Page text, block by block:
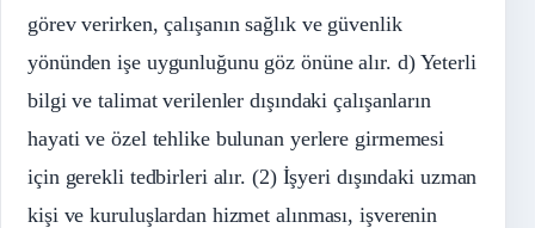
görev verirken, çalışanın sağlık ve güvenlik
yönünden işe uygunluğunu göz önüne alır. d) Yeterli
bilgi ve talimat verilenler dışındaki çalışanların
hayati ve özel tehlike bulunan yerlere girmemesi
için gerekli tedbirleri alır. (2) İşyeri dışındaki uzman
kişi ve kuruluşlardan hizmet alınması, işverenin